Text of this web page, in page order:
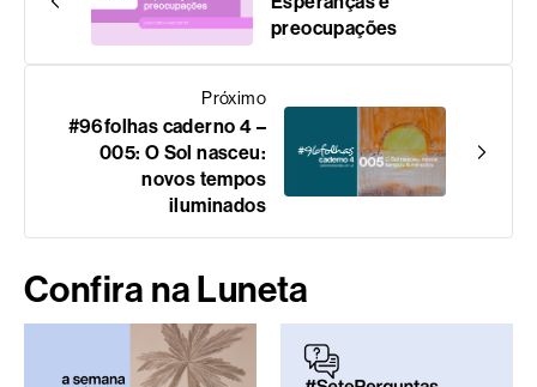
preocupações
Próximo
#96folhas caderno 4 –
005: O Sol nasceu:
novos tempos
iluminados
Confira na Luneta